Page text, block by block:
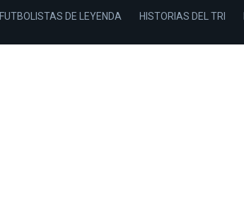
FUTBOLISTAS DE LEYENDA HISTORIAS DEL TRI